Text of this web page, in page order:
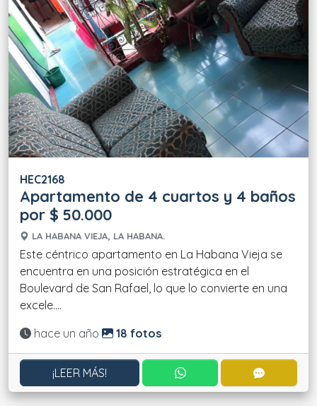
HEC2168
Apartamento de 4 cuartos y 4 baños
por $ 50.000
LA HABANA VIEJA, LA HABANA.
Este céntrico apartamento en La Habana Vieja se
encuentra en una posición estratégica en el
Boulevard de San Rafael, lo que lo convierte en una
excele....
Actualizado:
hace un año 18 fotos
¡LEER MÁS! CONTACTAR POR